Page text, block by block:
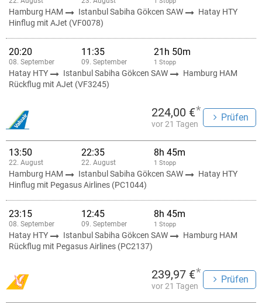
Hamburg HAM Istanbul Sabiha Gökcen SAW
Hatay HTY
Hinflug mit AJet (VF0078)
20:20
08. September
11:35
09. September
21h 50m
1 Stopp
Hatay HTY Istanbul Sabiha Gökcen SAW
Hamburg HAM
Rückflug mit AJet (VF3245)
224,00 €*
vor 21 Tagen
Prüfen
13:50
22. August
22:35
22. August
8h 45m
1 Stopp
Hamburg HAM Istanbul Sabiha Gökcen SAW
Hatay HTY
Hinflug mit Pegasus Airlines (PC1044)
23:15
08. September
12:45
09. September
8h 45m
1 Stopp
Hatay HTY Istanbul Sabiha Gökcen SAW
Hamburg HAM
Rückflug mit Pegasus Airlines (PC2137)
239,97 €*
vor 21 Tagen
Prüfen